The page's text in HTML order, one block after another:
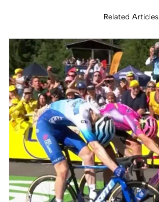
Related Articles